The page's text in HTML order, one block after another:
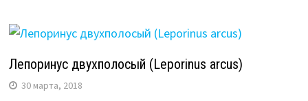
Лепоринус двухполосый (Leporinus arcus)
30 марта, 2018